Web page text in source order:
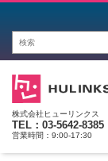
株式会社ヒューリンクス
TEL：03-5642-8385
営業時間：9:00-17:30